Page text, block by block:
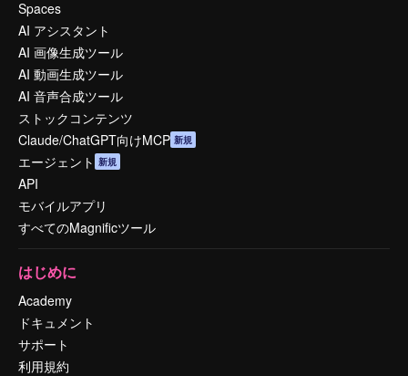
Spaces
AI アシスタント
AI 画像生成ツール
AI 動画生成ツール
AI 音声合成ツール
ストックコンテンツ
Claude/ChatGPT向けMCP 新規
エージェント 新規
API
モバイルアプリ
すべてのMagnificツール
はじめに
Academy
ドキュメント
サポート
利用規約